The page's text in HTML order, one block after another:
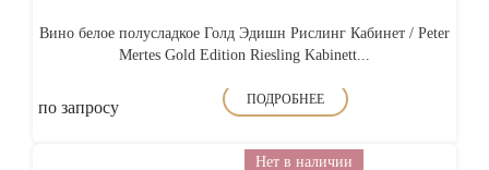
Вино белое полусладкое Голд Эдишн Рислинг Кабинет / Peter
Mertes Gold Edition Riesling Kabinett...
по запросу ПОДРОБНЕЕ
Нет в наличии